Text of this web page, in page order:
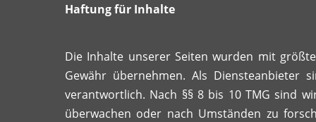
Haftung für Inhalte
Die Inhalte unserer Seiten wurden mit
Gewähr übernehmen. Als Diensteanbieter
verantwortlich. Nach §§ 8 bis 10 TMG sind
überwachen oder nach Umständen zu